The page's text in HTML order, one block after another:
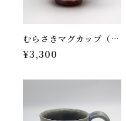
むらさきマグカップ（トビカンナ）
¥3,300